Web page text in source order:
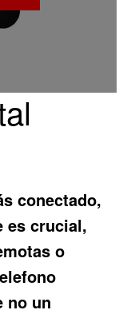
conectado,
es crucial,
o
no un